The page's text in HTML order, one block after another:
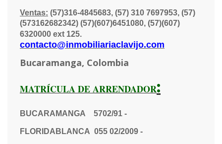
Ventas: (57)316-4845683, (57) 310 7697953, (57)
(573162682342) (57)(607)6451080, (57)(607)
6320000 ext 125.
contacto@inmobiliariaclavijo.com
Bucaramanga, Colombia
MATRÍCULA DE ARRENDADOR:
BUCARAMANGA 5702/91 -
FLORIDABLANCA 055 02/2009 -